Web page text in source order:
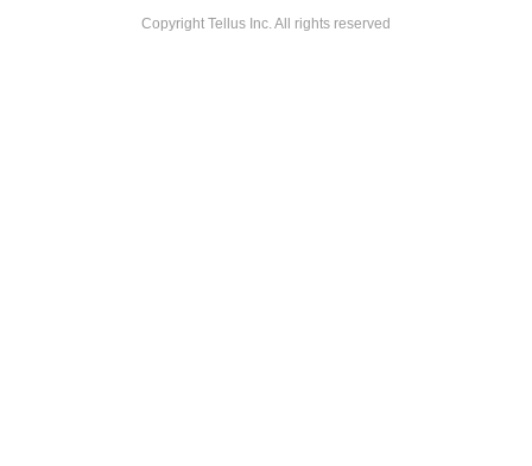
Copyright Tellus Inc. All rights reserved